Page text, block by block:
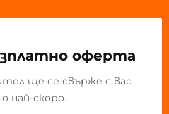
оферта
ще се свърже с вас
най-скоро.